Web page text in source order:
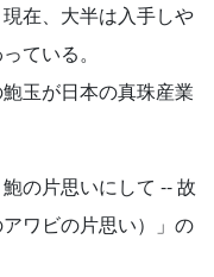
在、大半は入手しや
ている。
玉が日本の真珠産業
片思いにして -- 故
ワビの片思い）」の